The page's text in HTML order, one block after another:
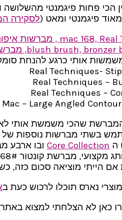
פיגמנטי ומאט (לסקירה
אותי כרגע להנחת
Real Techniques-
Real Techniques –
Real Techniques –
Mac – Large Angled
המברשת שהכי משמשת אותי
ה Core Collection ובו ארבע
אם הייתי מוציאה סכום
כאן לא הצלחתי למצוא